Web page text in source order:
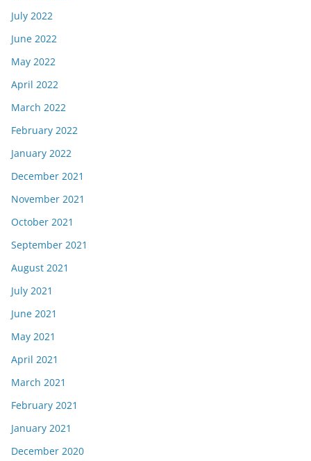
July 2022
June 2022
May 2022
April 2022
March 2022
February 2022
January 2022
December 2021
November 2021
October 2021
September 2021
August 2021
July 2021
June 2021
May 2021
April 2021
March 2021
February 2021
January 2021
December 2020